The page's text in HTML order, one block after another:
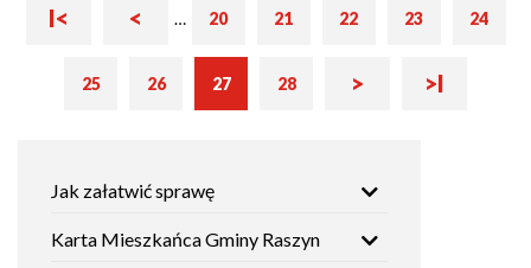
nawigacja
Jak załatwić sprawę
Karta Mieszkańca Gminy Raszyn
Stronicowanie
Pierwsza
I<
Poprzednia
< … Strona
20 Strona
21 Strona
22 Strona
23 Strona
24
Strona
25 Strona
26
Bieżąca
27 Strona
28
Następna
>
Ostatnia
>I